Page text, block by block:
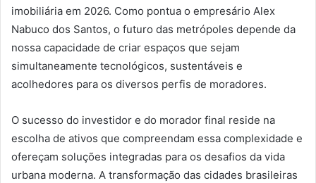
imobiliária em 2026. Como pontua o empresário Alex
Nabuco dos Santos, o futuro das metrópoles depende da
nossa capacidade de criar espaços que sejam
simultaneamente tecnológicos, sustentáveis e
acolhedores para os diversos perfis de moradores.
O sucesso do investidor e do morador final reside na
escolha de ativos que compreendam essa complexidade e
ofereçam soluções integradas para os desafios da vida
urbana moderna. A transformação das cidades brasileiras